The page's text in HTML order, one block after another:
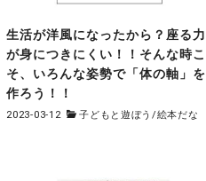
生活が洋風になったから？座る力
が身につきにくい！！そんな時こ
そ、いろんな姿勢で「体の軸」を
作ろう！！
2023-03-12 子どもと遊ぼう/絵本だな